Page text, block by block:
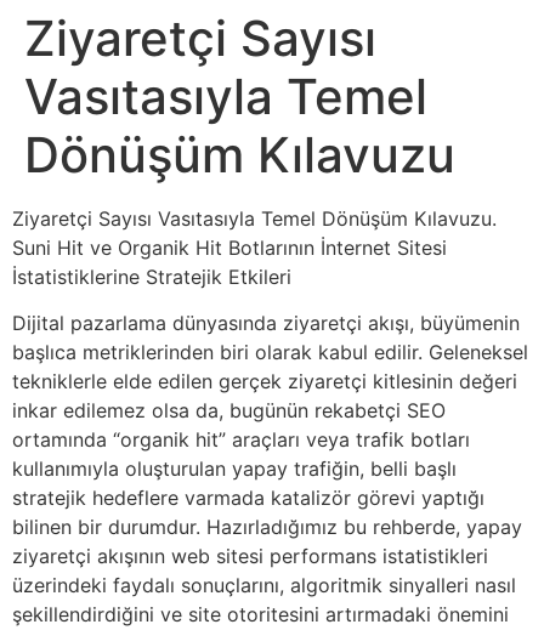
Ziyaretçi Sayısı
Vasıtasıyla Temel
Dönüşüm Kılavuzu
Ziyaretçi Sayısı Vasıtasıyla Temel Dönüşüm Kılavuzu.
Suni Hit ve Organik Hit Botlarının İnternet Sitesi
İstatistiklerine Stratejik Etkileri
Dijital pazarlama dünyasında ziyaretçi akışı, büyümenin
başlıca metriklerinden biri olarak kabul edilir. Geleneksel
tekniklerle elde edilen gerçek ziyaretçi kitlesinin değeri
inkar edilemez olsa da, bugünün rekabetçi SEO
ortamında “organik hit” araçları veya trafik botları
kullanımıyla oluşturulan yapay trafiğin, belli başlı
stratejik hedeflere varmada katalizör görevi yaptığı
bilinen bir durumdur. Hazırladığımız bu rehberde, yapay
ziyaretçi akışının web sitesi performans istatistikleri
üzerindeki faydalı sonuçlarını, algoritmik sinyalleri nasıl
şekillendirdiğini ve site otoritesini artırmadaki önemini